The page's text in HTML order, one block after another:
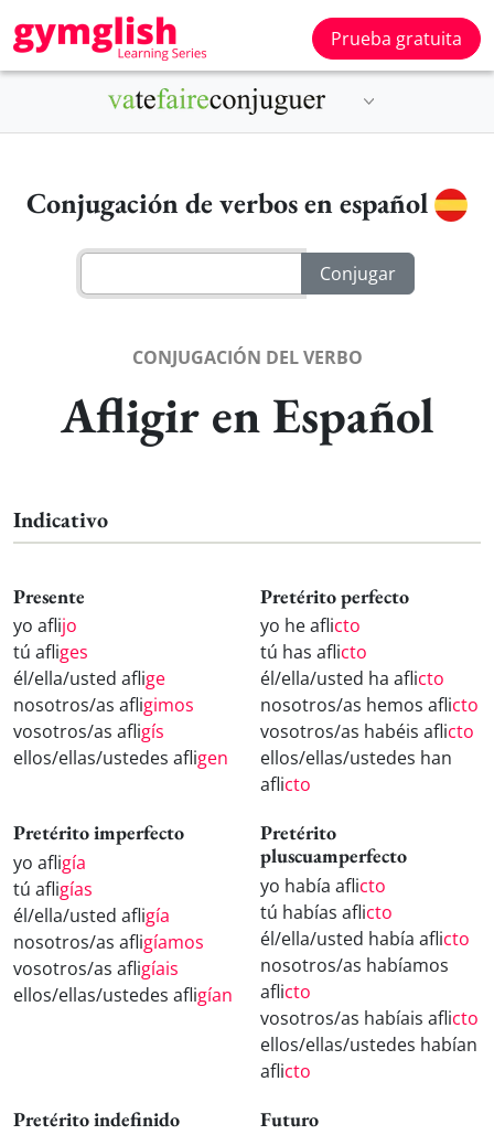
Prueba gratuita
Conjugación de verbos en español
CONJUGACIÓN DEL VERBO
Afligir en Español
Indicativo
Presente
yo aflijo
tú afliges
él/ella/usted aflige
nosotros/as afligimos
vosotros/as afligís
ellos/ellas/ustedes afligen
Pretérito perfecto
yo he aflicto
tú has aflicto
él/ella/usted ha aflicto
nosotros/as hemos aflicto
vosotros/as habéis aflicto
ellos/ellas/ustedes han
aflicto
Pretérito imperfecto
yo afligía
tú afligías
él/ella/usted afligía
nosotros/as afligíamos
vosotros/as afligíais
ellos/ellas/ustedes afligían
Pretérito
pluscuamperfecto
yo había aflicto
tú habías aflicto
él/ella/usted había aflicto
nosotros/as habíamos
aflicto
vosotros/as habíais aflicto
ellos/ellas/ustedes habían
aflicto
Pretérito indefinido Futuro